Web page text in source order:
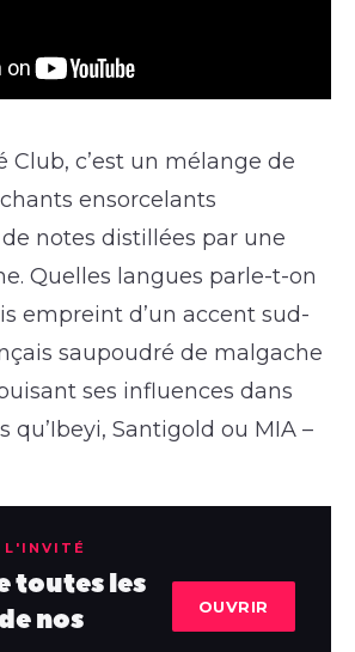
Club, c’est un mélange de
ensorcelants
notes distillées par une
Quelles langues parle-t-on
empreint d’un accent sud-
saupoudré de malgache
ses influences dans
qu’Ibeyi, Santigold ou MIA –
L'INVITÉ
toutes les
nos
OUVRIR